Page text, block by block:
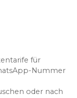
für
Nummer
oder nach